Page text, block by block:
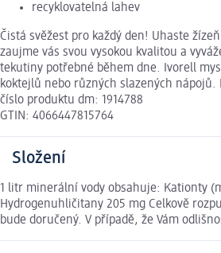
recyklovatelná lahev
Čistá svěžest pro každý den! Uhaste
zaujme vás svou vysokou kvalitou a
tekutiny potřebné během dne. Ivorell
koktejlů nebo různých slazených
číslo produktu dm: 1914788
GTIN: 4066447815764
Složení
1 litr minerální vody obsahuje: Kationty
Hydrogenuhličitany 205 mg Celkově
bude doručený. V případě, že Vám